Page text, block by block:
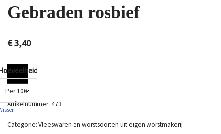
Gebraden rosbief
€3,40
Artikelnummer: 473
Categorie: Vleeswaren en worstsoorten uit eigen worstmakerij